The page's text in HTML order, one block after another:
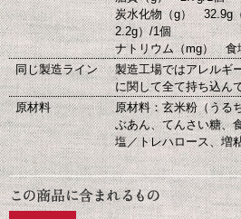
炭水化物（g） 32.9g
2.2g）/1個
ナトリウム（mg） 食
同じ製造ライン
製造工場ではアレルギ
に関して全て持ち込ん
原材料
原材料：玄米粉（うる
ぶあん、てんさい糖、
塩／トレハロース、増